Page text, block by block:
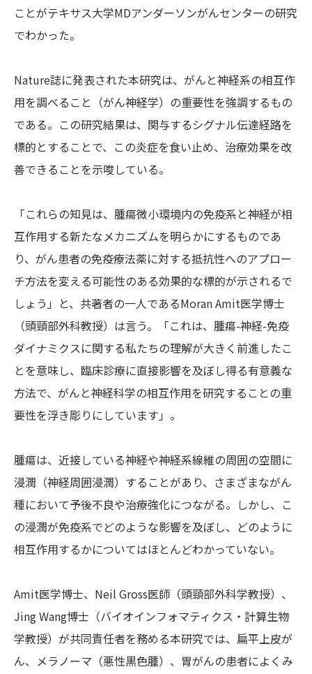
ことがテキサス大学MDアンダーソンがんセンターの研究
でわかった。
Nature誌に発表された本研究は、がんと神経系の相互作
用を調べること（がん神経学）の重要性を強調するもの
である。この研究結果は、関与するシグナル伝達経路を
標的とすることで、この炎症を食い止め、治療効果を改
善できることを示唆している。
「これらの知見は、腫瘍微小環境内の免疫系と神経が相
互作用する新たなメカニズムを明らかにするものであ
り、がん患者の免疫療法薬に対する抵抗性へのアプロー
チ方法を変える可能性のある効果的な標的が示されるで
しょう」と、共著者の一人であるMoran Amit医学博士
（頭頸部外科教授）は言う。「これは、腫瘍-神経-免疫
ダイナミクスに関する私たちの理解が大きく前進したこ
とを意味し、臨床診療に直接影響を及ぼし得る有意義な
方法で、がんと神経科学の相互作用を研究することの重
要性を浮き彫りにしています」。
腫瘍は、近接している神経や神経系線維の周囲の空間に
浸潤（神経周囲浸潤）することがあり、さまざまながん
種において予後不良や治療強化につながる。しかし、こ
の浸潤が免疫系でどのような影響を及ぼし、どのように
相互作用するかについてはほとんどわかっていない。
Amit医学博士、Neil Gross医師（頭頸部外科学教授）、
Jing Wang博士（バイオインフォマティクス・計算生物
学教授）が共同責任者を務める本研究では、扁平上皮が
ん、メラノーマ（悪性黒色腫）、胃がんの患者によくみ